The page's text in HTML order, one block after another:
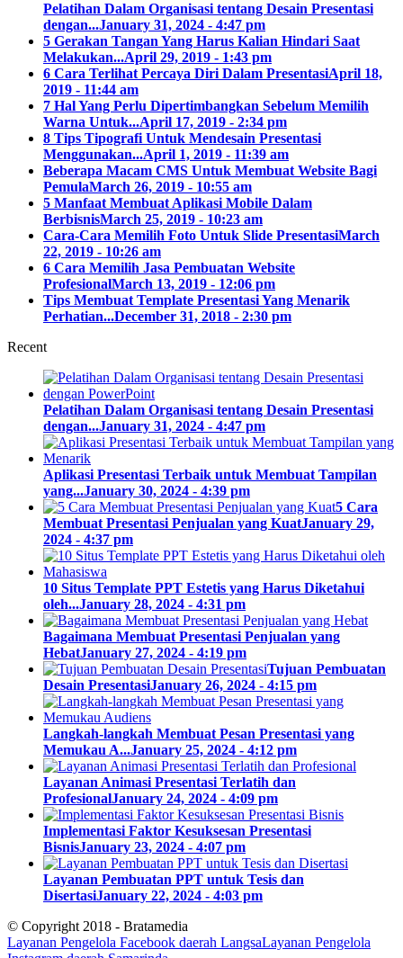
Pelatihan Dalam Organisasi tentang Desain Presentasi
dengan...January 31, 2024 - 4:47 pm
5 Gerakan Tangan Yang Harus Kalian Hindari Saat
Melakukan...April 29, 2019 - 1:43 pm
6 Cara Terlihat Percaya Diri Dalam PresentasiApril 18,
2019 - 11:44 am
7 Hal Yang Perlu Dipertimbangkan Sebelum Memilih
Warna Untuk...April 17, 2019 - 2:34 pm
8 Tips Tipografi Untuk Mendesain Presentasi
Menggunakan...April 1, 2019 - 11:39 am
Beberapa Macam CMS Untuk Membuat Website Bagi
PemulaMarch 26, 2019 - 10:55 am
5 Manfaat Membuat Aplikasi Mobile Dalam
BerbisnisMarch 25, 2019 - 10:23 am
Cara-Cara Memilih Foto Untuk Slide PresentasiMarch
22, 2019 - 10:26 am
6 Cara Memilih Jasa Pembuatan Website
ProfesionalMarch 13, 2019 - 12:06 pm
Tips Membuat Template Presentasi Yang Menarik
Perhatian...December 31, 2018 - 2:30 pm
Recent
Pelatihan Dalam Organisasi tentang Desain Presentasi
dengan...January 31, 2024 - 4:47 pm
Aplikasi Presentasi Terbaik untuk Membuat Tampilan
yang...January 30, 2024 - 4:39 pm
5 Cara
Membuat Presentasi Penjualan yang KuatJanuary 29,
2024 - 4:37 pm
10 Situs Template PPT Estetis yang Harus Diketahui
oleh...January 28, 2024 - 4:31 pm
Bagaimana Membuat Presentasi Penjualan yang
HebatJanuary 27, 2024 - 4:19 pm
Tujuan Pembuatan
Desain PresentasiJanuary 26, 2024 - 4:15 pm
Langkah-langkah Membuat Pesan Presentasi yang
Memukau A...January 25, 2024 - 4:12 pm
Layanan Animasi Presentasi Terlatih dan
ProfesionalJanuary 24, 2024 - 4:09 pm
Implementasi Faktor Kesuksesan Presentasi
BisnisJanuary 23, 2024 - 4:07 pm
Layanan Pembuatan PPT untuk Tesis dan
DisertasiJanuary 22, 2024 - 4:03 pm
© Copyright 2018 - Bratamedia
Layanan Pengelola Facebook daerah LangsaLayanan Pengelola